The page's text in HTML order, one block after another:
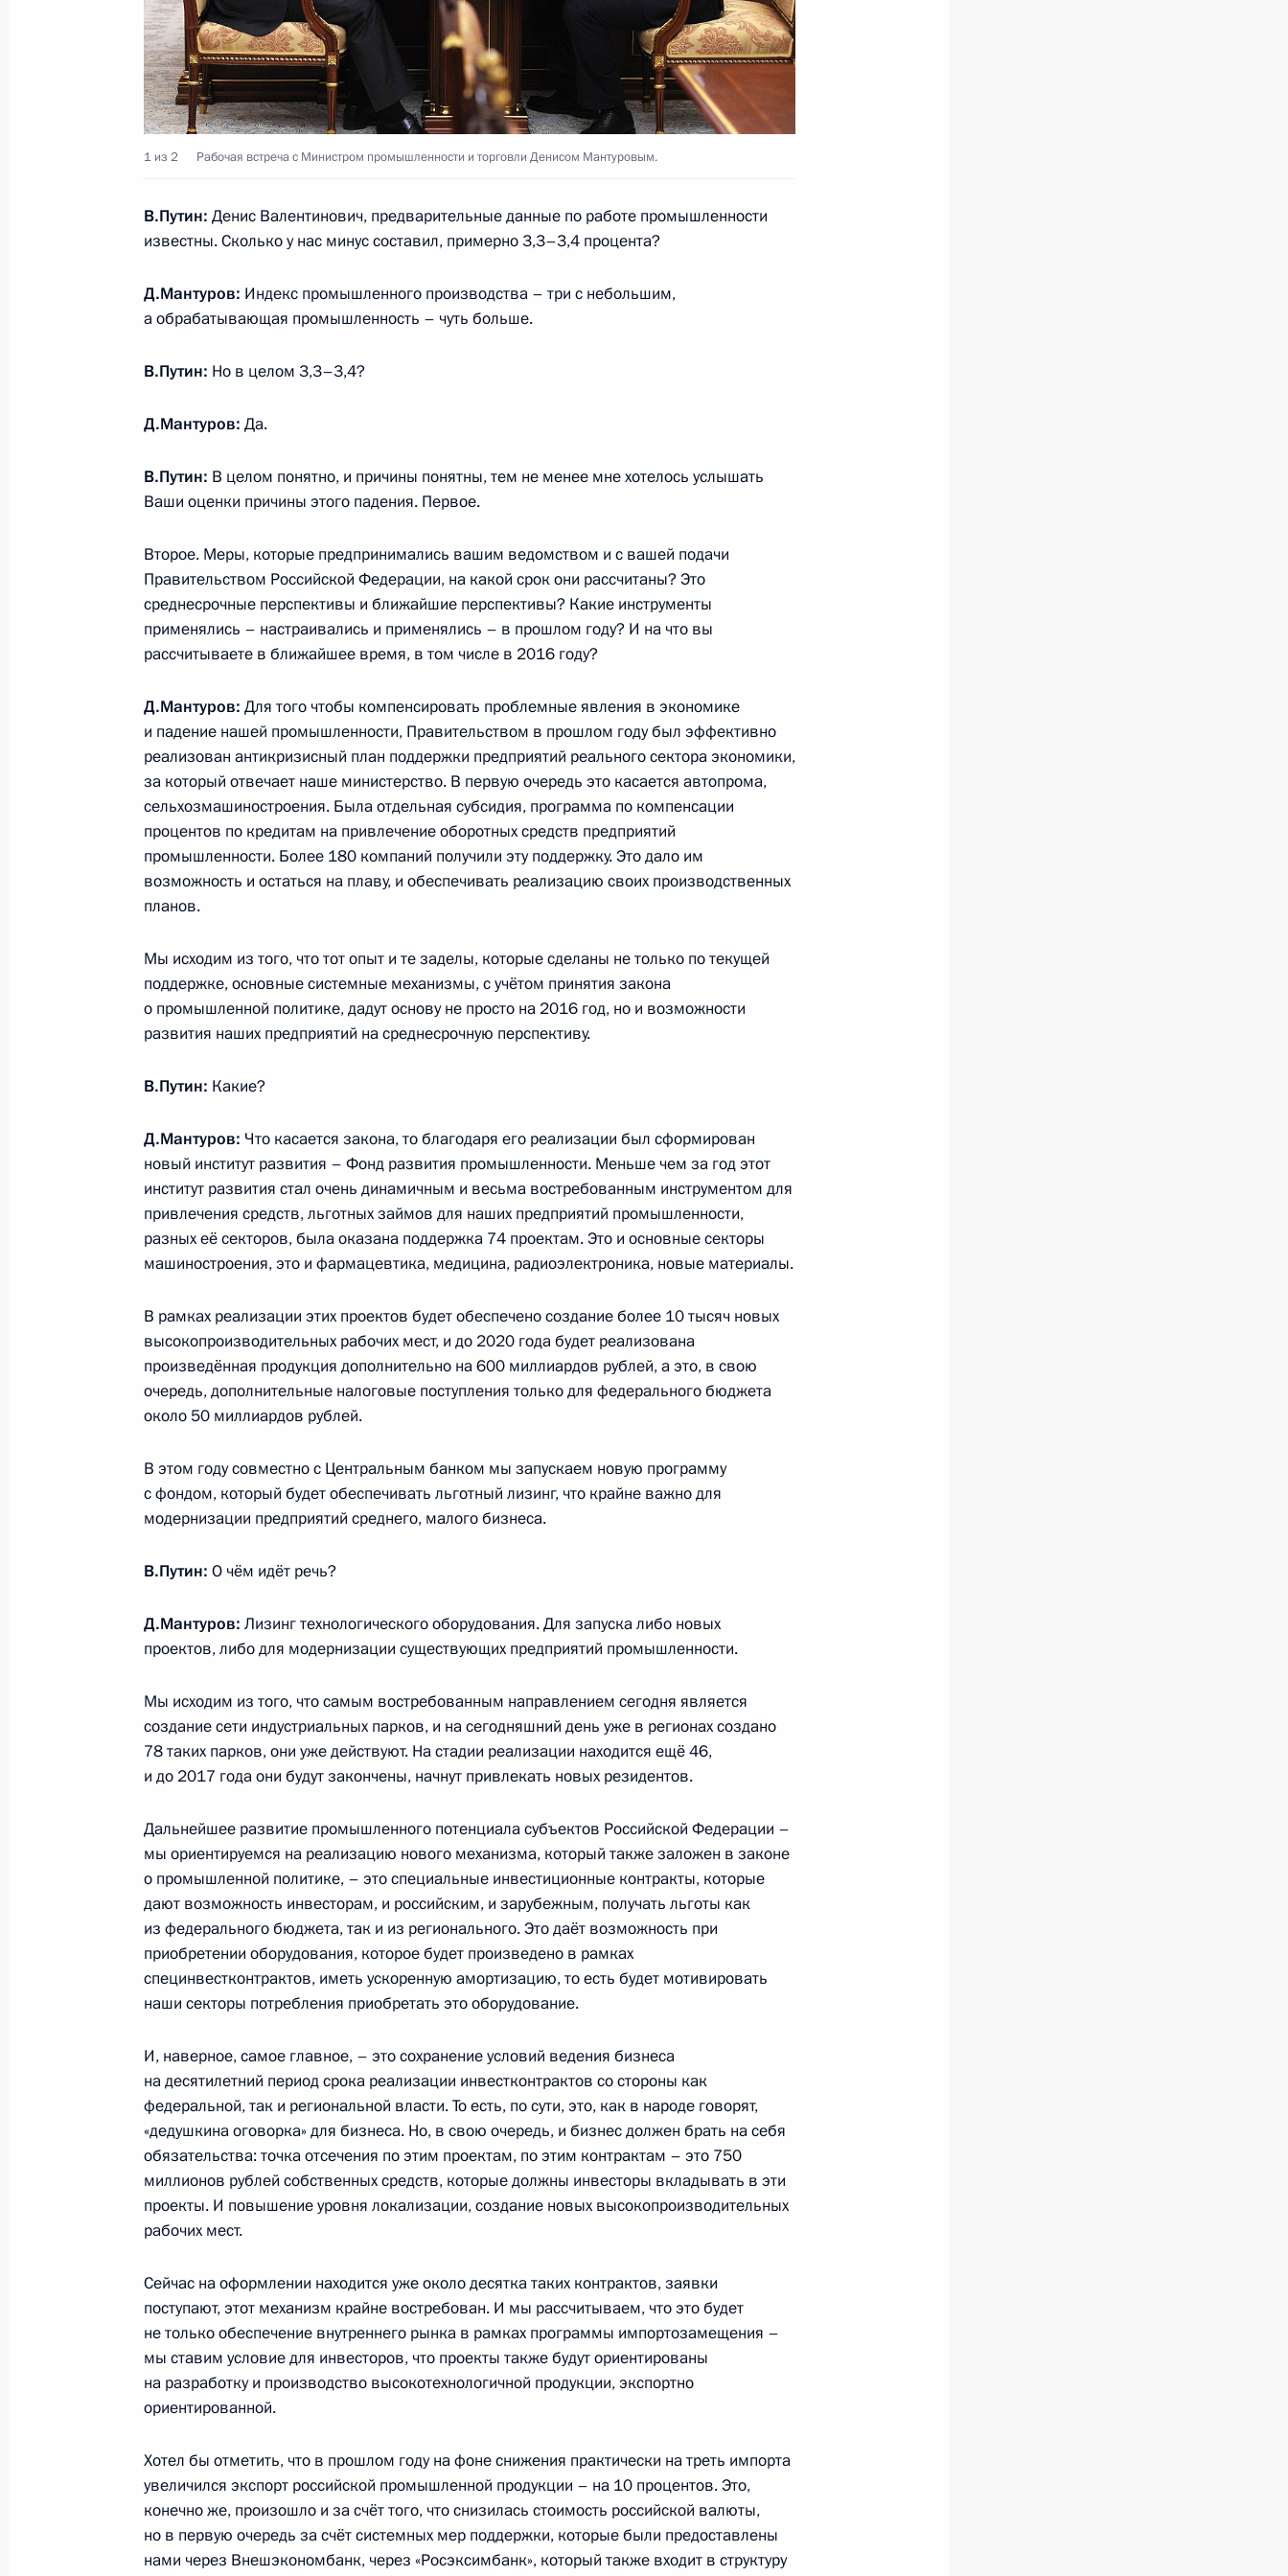
Заседание президиума Госсовета по вопросам развития
рыбохозяйственного комплекса
19 октября 2015 года, 16:40
Совещание с членами Правительства
предприятий
Перечень поручений по итогам совещания с членами
18 мая 2015 года, 16:00
Совещание с членами Правительства
Совещание о ситуации на рынке труда
2 апреля 2015 года, 15:20
Заседание Государственного совета
18 сентября 2014 года, 16:30
Рабочая встреча с Министром промышленности и торговли
Денисом Мантуровым
Совещание с членами Правительства
19 марта 2014 года, 15:45
Встреча с Министром промышленности и торговли Денисом
18 октября 2013 года, 12:20
Совещание по вопросу развития нефтехимической
15 октября 2013 года, 14:40
Совещание по ликвидации последствий паводка на Дальнем
31 августа 2013 года, 10:10
Совещание о перспективах развития отечественного
гражданского судостроения
30 августа 2013 года, 17:40
Совещание о социально-экономическом развитии Ростовской
области
22 августа 2013 года, 20:45
Совещание по развитию вертолётостроения в России
Совещание о ходе исполнения указов Президента от 7 мая
2012 года
7 мая 2013 года, 16:30
лесного комплекса
11 апреля 2013 года, 16:30
Рабочая встреча с Министром промышленности и торговли
Заседание Комиссии по вопросам военно-технического
1 из 2 Рабочая встреча с Министром промышленности и торговли Денисом Мантуровым.
В.Путин: Денис Валентинович, предварительные данные по работе промышленности
известны. Сколько у нас минус составил, примерно 3,3–3,4 процента?
Д.Мантуров: Индекс промышленного производства – три с небольшим,
а обрабатывающая промышленность – чуть больше.
В.Путин: Но в целом 3,3–3,4?
Д.Мантуров: Да.
В.Путин: В целом понятно, и причины понятны, тем не менее мне хотелось услышать
Ваши оценки причины этого падения. Первое.
Второе. Меры, которые предпринимались вашим ведомством и с вашей подачи
Правительством Российской Федерации, на какой срок они рассчитаны? Это
среднесрочные перспективы и ближайшие перспективы? Какие инструменты
применялись – настраивались и применялись – в прошлом году? И на что вы
рассчитываете в ближайшее время, в том числе в 2016 году?
Д.Мантуров: Для того чтобы компенсировать проблемные явления в экономике
и падение нашей промышленности, Правительством в прошлом году был эффективно
реализован антикризисный план поддержки предприятий реального сектора экономики,
за который отвечает наше министерство. В первую очередь это касается автопрома,
сельхозмашиностроения. Была отдельная субсидия, программа по компенсации
процентов по кредитам на привлечение оборотных средств предприятий
промышленности. Более 180 компаний получили эту поддержку. Это дало им
возможность и остаться на плаву, и обеспечивать реализацию своих производственных
планов.
Мы исходим из того, что тот опыт и те заделы, которые сделаны не только по текущей
поддержке, основные системные механизмы, с учётом принятия закона
о промышленной политике, дадут основу не просто на 2016 год, но и возможности
развития наших предприятий на среднесрочную перспективу.
В.Путин: Какие?
Д.Мантуров: Что касается закона, то благодаря его реализации был сформирован
новый институт развития – Фонд развития промышленности. Меньше чем за год этот
институт развития стал очень динамичным и весьма востребованным инструментом для
привлечения средств, льготных займов для наших предприятий промышленности,
разных её секторов, была оказана поддержка 74 проектам. Это и основные секторы
машиностроения, это и фармацевтика, медицина, радиоэлектроника, новые материалы.
В рамках реализации этих проектов будет обеспечено создание более 10 тысяч новых
высокопроизводительных рабочих мест, и до 2020 года будет реализована
произведённая продукция дополнительно на 600 миллиардов рублей, а это, в свою
очередь, дополнительные налоговые поступления только для федерального бюджета
около 50 миллиардов рублей.
В этом году совместно с Центральным банком мы запускаем новую программу
с фондом, который будет обеспечивать льготный лизинг, что крайне важно для
модернизации предприятий среднего, малого бизнеса.
В.Путин: О чём идёт речь?
Д.Мантуров: Лизинг технологического оборудования. Для запуска либо новых
проектов, либо для модернизации существующих предприятий промышленности.
Мы исходим из того, что самым востребованным направлением сегодня является
создание сети индустриальных парков, и на сегодняшний день уже в регионах создано
78 таких парков, они уже действуют. На стадии реализации находится ещё 46,
и до 2017 года они будут закончены, начнут привлекать новых резидентов.
Дальнейшее развитие промышленного потенциала субъектов Российской Федерации –
мы ориентируемся на реализацию нового механизма, который также заложен в законе
о промышленной политике, – это специальные инвестиционные контракты, которые
дают возможность инвесторам, и российским, и зарубежным, получать льготы как
из федерального бюджета, так и из регионального. Это даёт возможность при
приобретении оборудования, которое будет произведено в рамках
специнвестконтрактов, иметь ускоренную амортизацию, то есть будет мотивировать
наши секторы потребления приобретать это оборудование.
И, наверное, самое главное, – это сохранение условий ведения бизнеса
на десятилетний период срока реализации инвестконтрактов со стороны как
федеральной, так и региональной власти. То есть, по сути, это, как в народе говорят,
«дедушкина оговорка» для бизнеса. Но, в свою очередь, и бизнес должен брать на себя
обязательства: точка отсечения по этим проектам, по этим контрактам – это 750
миллионов рублей собственных средств, которые должны инвесторы вкладывать в эти
проекты. И повышение уровня локализации, создание новых высокопроизводительных
рабочих мест.
Сейчас на оформлении находится уже около десятка таких контрактов, заявки
поступают, этот механизм крайне востребован. И мы рассчитываем, что это будет
не только обеспечение внутреннего рынка в рамках программы импортозамещения –
мы ставим условие для инвесторов, что проекты также будут ориентированы
на разработку и производство высокотехнологичной продукции, экспортно
ориентированной.
Хотел бы отметить, что в прошлом году на фоне снижения практически на треть импорта
увеличился экспорт российской промышленной продукции – на 10 процентов. Это,
конечно же, произошло и за счёт того, что снизилась стоимость российской валюты,
но в первую очередь за счёт системных мер поддержки, которые были предоставлены
нами через Внешэкономбанк, через «Росэксимбанк», который также входит в структуру